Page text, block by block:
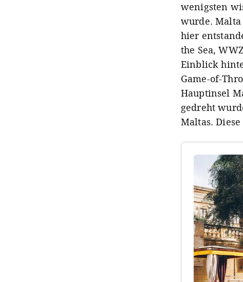
wenigsten
wurde.
hier
the Sea,
Einblick
Game-of-
Hauptinsel
gedreht
Maltas.